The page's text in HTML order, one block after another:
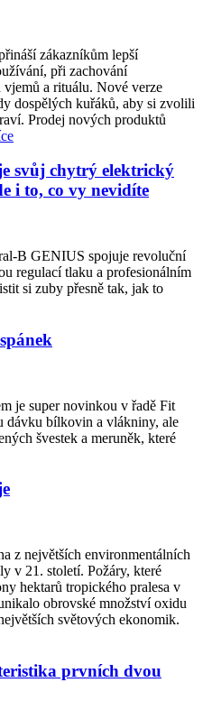
zákazníkům lepší
při zachování
a rituálu. Nové verze
dospělých kuřáků, aby si zvolili
Prodej nových produktů
svůj chytrý elektrický
i to, co vy nevidíte
B GENIUS spojuje revoluční
regulací tlaku a profesionálním
si zuby přesně tak, jak to
je super novinkou v řadě Fit
dávku bílkovin a vlákniny, ale
švestek a meruněk, které
z největších environmentálních
v 21. století. Požáry, které
hektarů tropického pralesa v
obrovské množství oxidu
světových ekonomik.
prvních dvou